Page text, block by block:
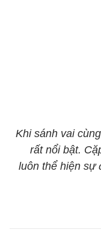
Khi sánh vai
rất nổi bật.
luôn thể hiện sự